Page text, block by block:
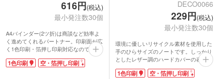
616円(税込)
最小発注数30個
A4バインダー(2ツ折)は商談など効率よ
く進めてくれるパートナー。印刷面が広
く1色印刷・箔押し印刷対応なので、オ
リジナルの高級感あるバインダーを制作
できます。お客様との打ち合わせの際、
1色印刷 空・箔押し印刷
DECO0066
229円(税込)
最小発注数30個
環境に優しいリサイクル素材を使用した
手のひらサイズのノートです。しっかり
としたレザー調のハードカバーの表紙
に、落ち着いたカラーリングとゴムバン
ド付き。高級感があり記念品にぴったり
1色印刷 空・箔押し印刷